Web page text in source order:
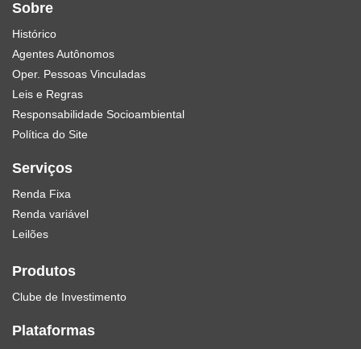
Sobre
Histórico
Agentes Autônomos
Oper. Pessoas Vinculadas
Leis e Regras
Responsabilidade Socioambiental
Política do Site
Serviços
Renda Fixa
Renda variável
Leilões
Produtos
Clube de Investimento
Plataformas